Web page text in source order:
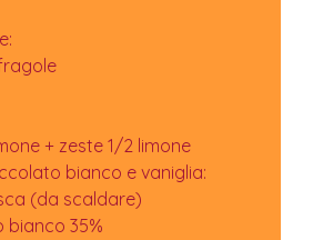
+ zeste 1/2 limone
bianco e vaniglia:
(da scaldare)
35%